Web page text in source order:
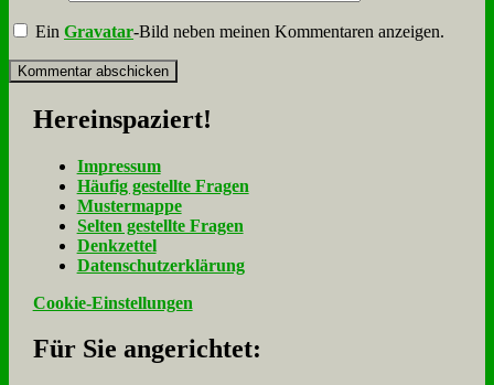
EinGravatar-Bild neben meinen Kommentaren anzeigen.
Her­ein­spa­ziert!
Im­pres­sum
Häu­fig ge­stell­te Fra­gen
Mu­ster­map­pe
Sel­ten ge­stell­te Fra­gen
Denk­zet­tel
Da­ten­schutz­er­klä­rung
Cookie-Einstellungen
Für Sie an­ge­rich­tet: